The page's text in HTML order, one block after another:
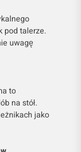
pod talerze.
uwagę
to
na stół.
jako